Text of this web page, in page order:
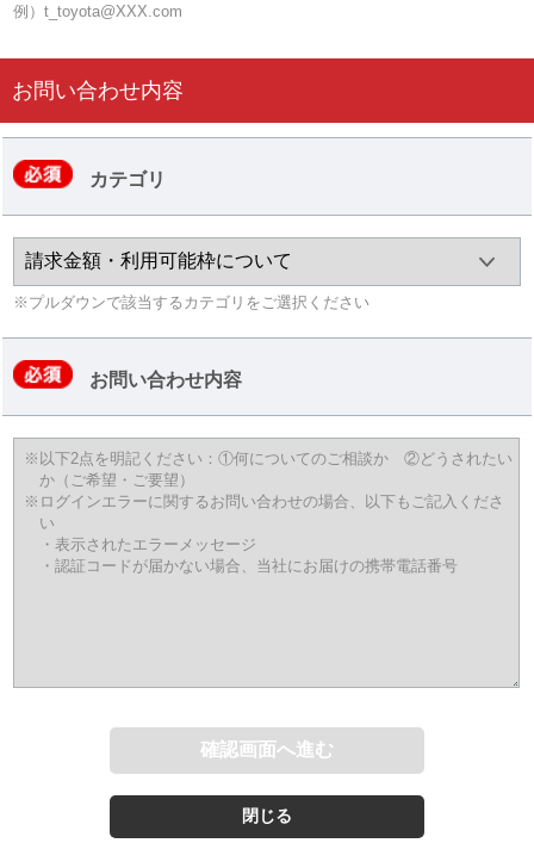
例）t_toyota@XXX.com
お問い合わせ内容
カテゴリ
※プルダウンで該当するカテゴリをご選択ください
お問い合わせ内容
※以下2点を明記ください：①何についてのご相談か ②どうされたい
か（ご希望・ご要望）
※ログインエラーに関するお問い合わせの場合、以下もご記入くださ
い
・表示されたエラーメッセージ
・認証コードが届かない場合、当社にお届けの携帯電話番号
閉じる